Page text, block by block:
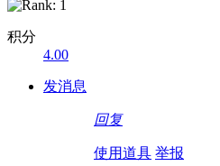
积分
4.00
发消息
回复
使用道具 举报